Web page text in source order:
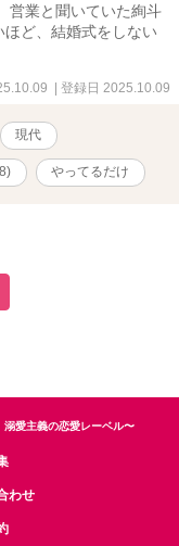
営業と聞いていた絢斗
ど、結婚式をしない
| 登録日 2025.10.09
現代
やってるだけ
愛主義の恋愛レーベル〜
わせ